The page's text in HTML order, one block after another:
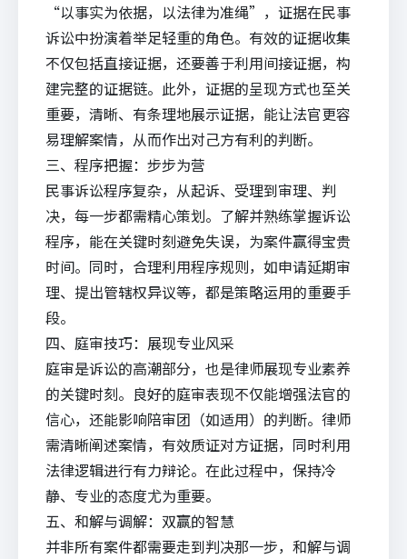
“以事实为依据，以法律为准绳”，证据在民事
诉讼中扮演着举足轻重的角色。有效的证据收集
不仅包括直接证据，还要善于利用间接证据，构
建完整的证据链。此外，证据的呈现方式也至关
重要，清晰、有条理地展示证据，能让法官更容
易理解案情，从而作出对己方有利的判断。
三、程序把握：步步为营
民事诉讼程序复杂，从起诉、受理到审理、判
决，每一步都需精心策划。了解并熟练掌握诉讼
程序，能在关键时刻避免失误，为案件赢得宝贵
时间。同时，合理利用程序规则，如申请延期审
理、提出管辖权异议等，都是策略运用的重要手
段。
四、庭审技巧：展现专业风采
庭审是诉讼的高潮部分，也是律师展现专业素养
的关键时刻。良好的庭审表现不仅能增强法官的
信心，还能影响陪审团（如适用）的判断。律师
需清晰阐述案情，有效质证对方证据，同时利用
法律逻辑进行有力辩论。在此过程中，保持冷
静、专业的态度尤为重要。
五、和解与调解：双赢的智慧
并非所有案件都需要走到判决那一步，和解与调